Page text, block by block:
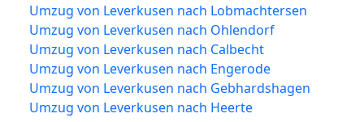
Umzug von Leverkusen nach Lobmachtersen
Umzug von Leverkusen nach Ohlendorf
Umzug von Leverkusen nach Calbecht
Umzug von Leverkusen nach Engerode
Umzug von Leverkusen nach Gebhardshagen
Umzug von Leverkusen nach Heerte